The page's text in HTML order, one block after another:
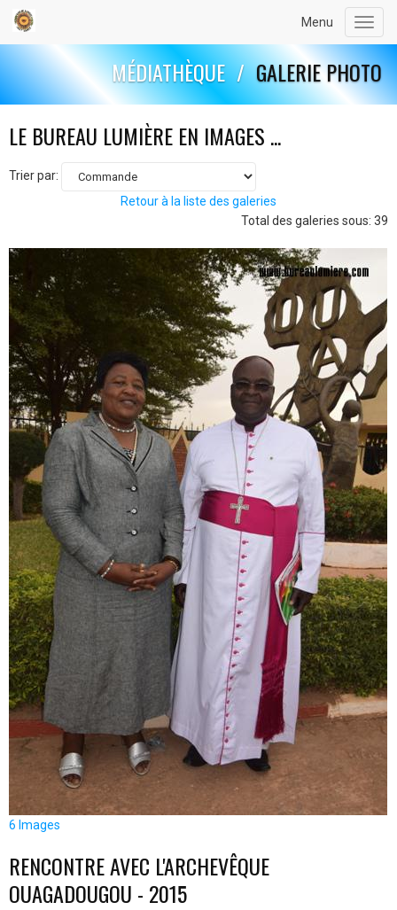
Menu
MÉDIATHÈQUE/ GALERIE PHOTO
LE BUREAU LUMIÈRE EN IMAGES ...
Trier par:
Retour à la liste des galeries
Total des galeries sous: 39
6 Images
RENCONTRE AVEC L'ARCHEVÊQUE
OUAGADOUGOU - 2015